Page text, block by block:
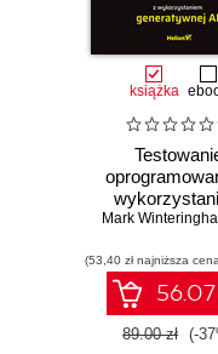
książka
Mark
(53,40 zł najniższa
56.07
89.00 zł (-